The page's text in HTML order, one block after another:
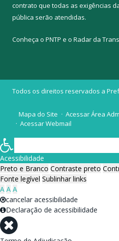
contrato que todas as exigências
pública serão atendidas.
Conheça o PNTP e o Radar da
Todos os direitos reservados a
Mapa do Site
Acessar Área
Acessar Webmail
Acessibilidade
Preto e Branco Contraste preto
Fonte legível Sublinhar links
A A A
cancelar acessibilidade
Declaração de acessibilidade